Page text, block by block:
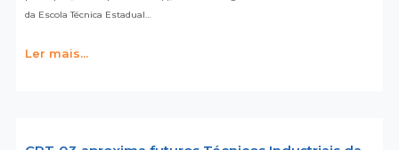
da Escola Técnica Estadual…
Ler mais...